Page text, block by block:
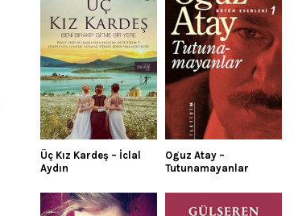
Üç Kız Kardeş – İclal
Aydın
Oguz Atay –
Tutunamayanlar